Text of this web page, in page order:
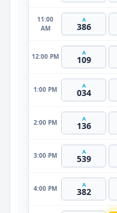
11:00
AM
A
386
12:00 PM A
109
1:00 PM A
034
2:00 PM A
136
3:00 PM A
539
4:00 PM A
382